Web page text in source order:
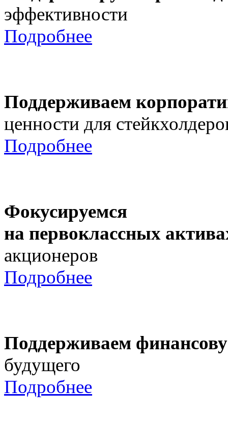
эффективности
Подробнее
Поддерживаем
ценности для
Подробнее
Фокусируемся
на первоклассных
акционеров
Подробнее
Поддерживаем
будущего
Подробнее